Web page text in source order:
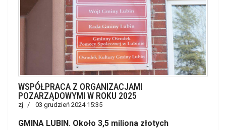
WSPÓŁPRACA Z ORGANIZACJAMI
POZARZĄDOWYMI W ROKU 2025
zj 03 grudzień 2024 15:35
GMINA LUBIN. Około 3,5 miliona złotych